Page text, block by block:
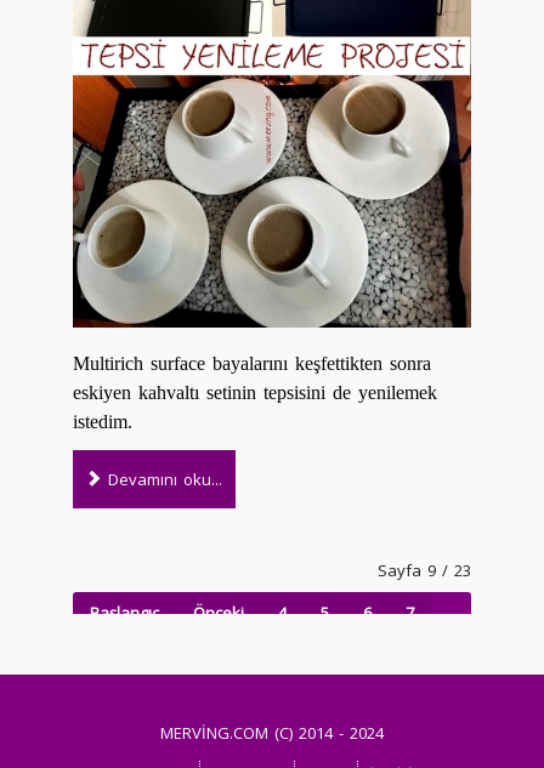
Multirich surface bayalarını keşfettikten sonra
eskiyen kahvaltı setinin tepsisini de yenilemek
istedim.
Devamını oku...
Sayfa 9 / 23
Başlangıç
Önceki 4 5 6
7
MERVİNG.COM (C) 2014 - 2024